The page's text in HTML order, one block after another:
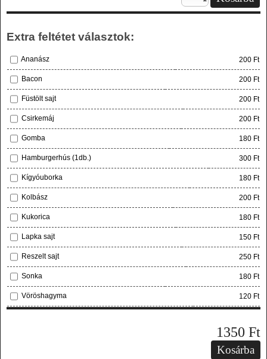
Extra feltétet választok:
Ananász 200 Ft
Bacon 200 Ft
Füstölt sajt 200 Ft
Csirkemáj 200 Ft
Gomba 180 Ft
Hamburgerhús (1db.) 300 Ft
Kígyóuborka 180 Ft
Kolbász 200 Ft
Kukorica 180 Ft
Lapka sajt 150 Ft
Reszelt sajt 250 Ft
Sonka 180 Ft
Vöröshagyma 120 Ft
1350 Ft